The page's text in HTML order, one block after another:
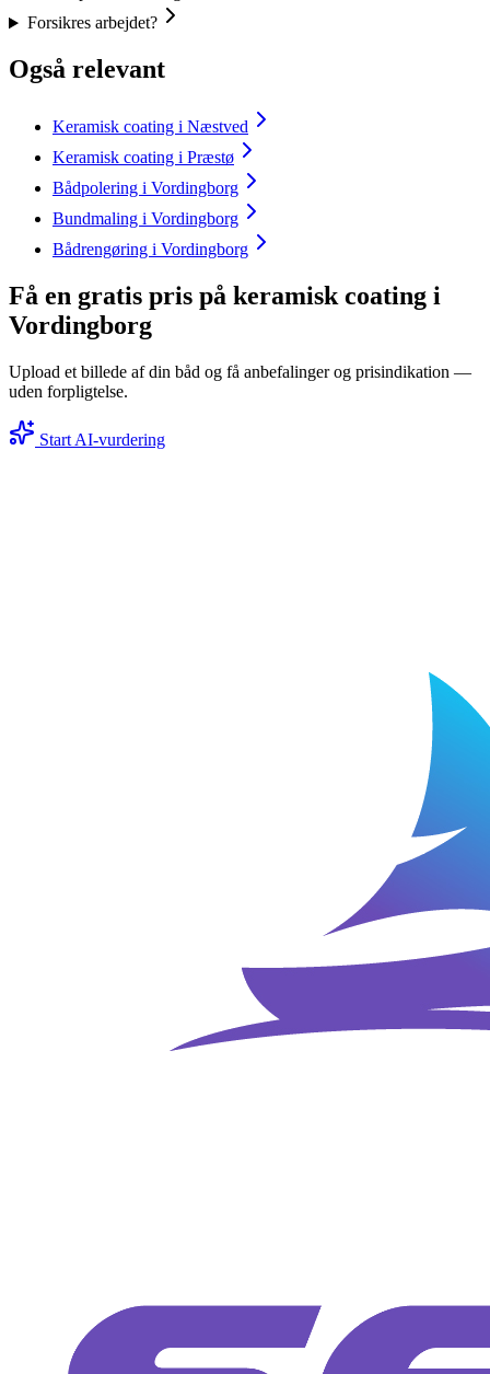
Forsikres arbejdet?
Også relevant
Keramisk coating i Næstved
Keramisk coating i Præstø
Bådpolering i Vordingborg
Bundmaling i Vordingborg
Bådrengøring i Vordingborg
Få en gratis pris på keramisk coating i
Vordingborg
Upload et billede af din båd og få anbefalinger og prisindikation —
uden forpligtelse.
Start AI-vurdering